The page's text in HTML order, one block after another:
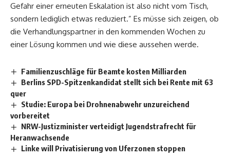
Gefahr einer erneuten Eskalation ist also nicht vom Tisch,
sondern lediglich etwas reduziert.” Es müsse sich zeigen, ob
die Verhandlungspartner in den kommenden Wochen zu
einer Lösung kommen und wie diese aussehen werde.
Familienzuschläge für Beamte kosten Milliarden
Berlins SPD-Spitzenkandidat stellt sich bei Rente mit 63
quer
Studie: Europa bei Drohnenabwehr unzureichend
vorbereitet
NRW-Justizminister verteidigt Jugendstrafrecht für
Heranwachsende
Linke will Privatisierung von Uferzonen stoppen